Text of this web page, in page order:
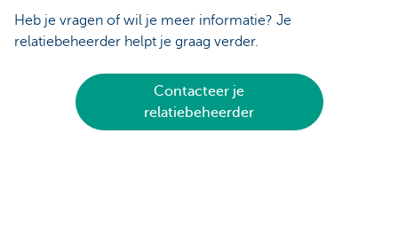
Heb je vragen of wil je meer informatie? Je
relatiebeheerder helpt je graag verder.
Contacteer je
relatiebeheerder